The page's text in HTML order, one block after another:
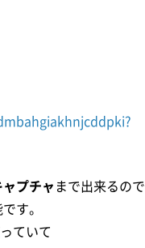
プチャ まで出来るので
す。
ていて